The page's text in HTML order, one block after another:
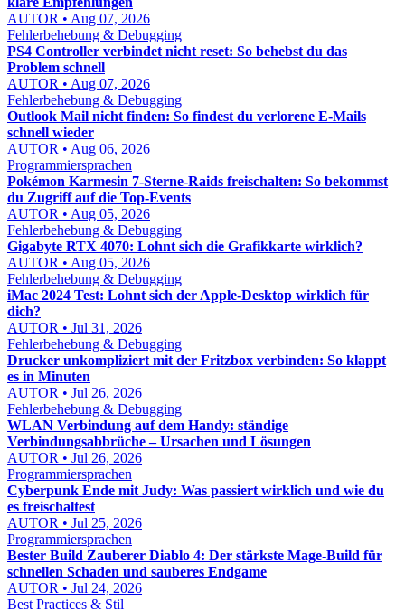
AUTOR • Aug 07, 2026
Fehlerbehebung & Debugging
PS4 Controller verbindet nicht reset: So behebst du das
Problem schnell
AUTOR • Aug 07, 2026
Fehlerbehebung & Debugging
Outlook Mail nicht finden: So findest du verlorene E-Mails
schnell wieder
AUTOR • Aug 06, 2026
Programmiersprachen
Pokémon Karmesin 7-Sterne-Raids freischalten: So bekommst
du Zugriff auf die Top-Events
AUTOR • Aug 05, 2026
Fehlerbehebung & Debugging
Gigabyte RTX 4070: Lohnt sich die Grafikkarte wirklich?
AUTOR • Aug 05, 2026
Fehlerbehebung & Debugging
iMac 2024 Test: Lohnt sich der Apple-Desktop wirklich für
dich?
AUTOR • Jul 31, 2026
Fehlerbehebung & Debugging
Drucker unkompliziert mit der Fritzbox verbinden: So klappt
es in Minuten
AUTOR • Jul 26, 2026
Fehlerbehebung & Debugging
WLAN Verbindung auf dem Handy: ständige
Verbindungsabbrüche – Ursachen und Lösungen
AUTOR • Jul 26, 2026
Programmiersprachen
Cyberpunk Ende mit Judy: Was passiert wirklich und wie du
es freischaltest
AUTOR • Jul 25, 2026
Programmiersprachen
Bester Build Zauberer Diablo 4: Der stärkste Mage-Build für
schnellen Schaden und sauberes Endgame
AUTOR • Jul 24, 2026
Best Practices & Stil